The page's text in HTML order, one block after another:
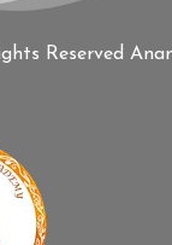
Reserved